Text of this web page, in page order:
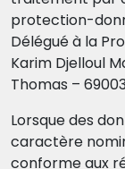
protection-
Délégué à la
Karim Djelloul
Thomas –
Lorsque des
caractère
conforme aux